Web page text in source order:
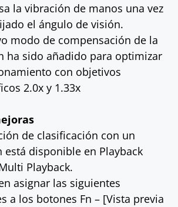
la vibración de manos una vez
el ángulo de visión.
modo de compensación de la
ha sido añadido para optimizar
con objetivos
2.0x y 1.33x
de clasificación con un
está disponible en Playback
Playback.
asignar las siguientes
a los botones Fn – [Vista previa